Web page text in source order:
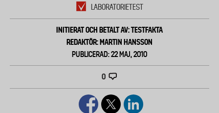
LABORATORIETEST
INITIERAT OCH BETALT AV: TESTFAKTA
REDAKTÖR: MARTIN HANSSON
PUBLICERAD: 22 MAJ, 2010
0